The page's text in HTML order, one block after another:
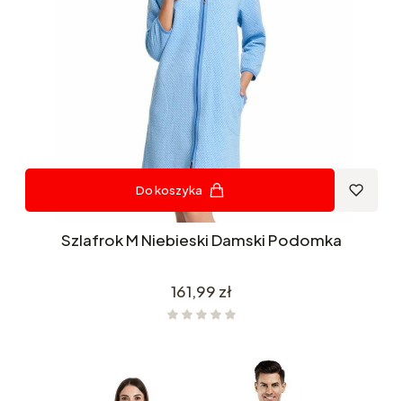
Do koszyka
Szlafrok M Niebieski Damski Podomka
Cena
161,99 zł